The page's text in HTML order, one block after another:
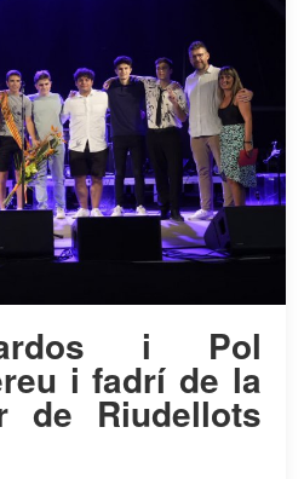
i Pol
i fadrí de la
de Riudellots